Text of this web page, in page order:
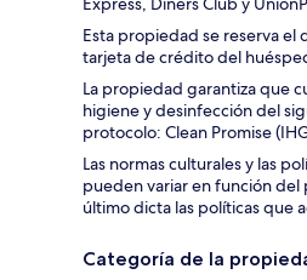
Esta propiedad se reserva el
tarjeta de crédito del
La propiedad garantiza que
higiene y desinfección del
protocolo: Clean Promise
Las normas culturales y las
pueden variar en función del
último dicta las políticas que
Categoría de la